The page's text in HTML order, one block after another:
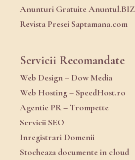
Anunturi Gratuite Anuntul.BIZ
Revista Presei Saptamana.com
Servicii Recomandate
Web Design – Dow Media
Web Hosting – SpeedHost.ro
Agentie PR – Trompette
Servicii SEO
Inregistrari Domenii
Stocheaza documente in cloud